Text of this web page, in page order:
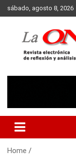
Skip
to
sábado, agosto 8, 2026
Home